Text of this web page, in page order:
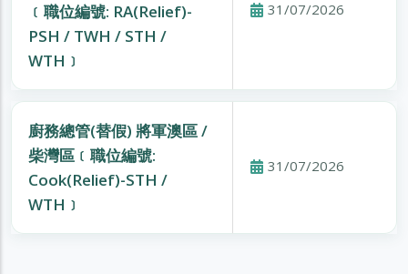
﹝職位編號: RA(Relief)-
PSH / TWH / STH /
WTH﹞
31/07/2026
廚務總管(替假) 將軍澳區 /
柴灣區﹝職位編號:
Cook(Relief)-STH /
WTH﹞
31/07/2026